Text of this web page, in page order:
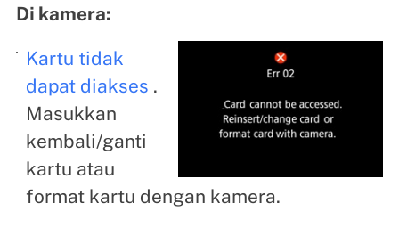
Di kamera:
Kartu tidak
dapat diakses .
Masukkan
kembali/ganti
kartu atau
format kartu dengan kamera.